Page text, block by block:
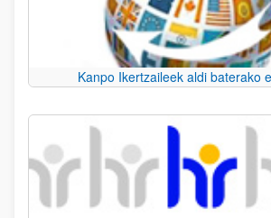
Kanpo Ikertzaileek aldi baterako